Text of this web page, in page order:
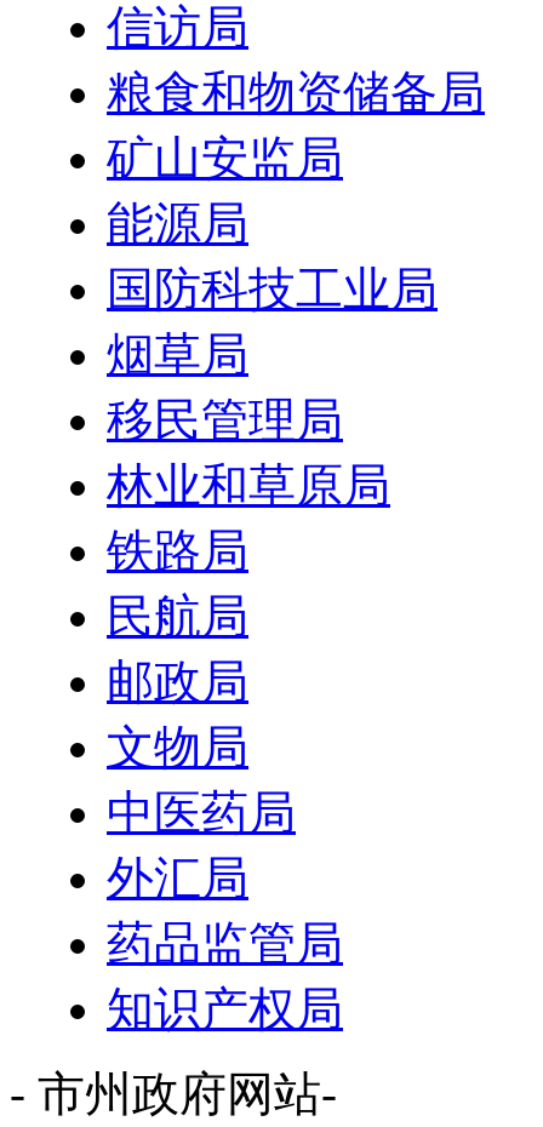
信访局
粮食和物资储备局
矿山安监局
能源局
国防科技工业局
烟草局
移民管理局
林业和草原局
铁路局
民航局
邮政局
文物局
中医药局
外汇局
药品监管局
知识产权局
- 市州政府网站-